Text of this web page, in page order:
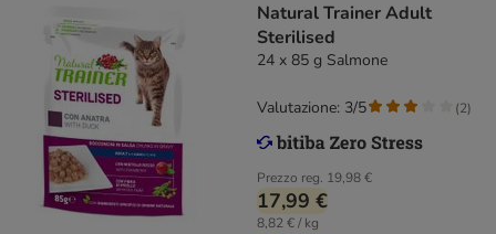
Natural Trainer Adult
Sterilised
24 x 85 g Salmone
Prezzo reg. 19,98 €
17,99 €
8,82 € / kg
Valutazione: 3/5 (2)